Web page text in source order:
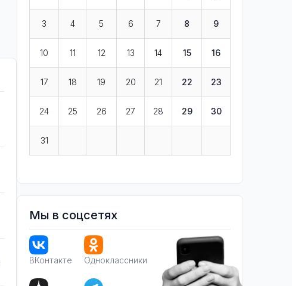
3 4 5 6 7 8 9
10 11 12 13 14 15 16
17 18 19 20 21 22 23
24 25 26 27 28 29 30
31
Мы в соцсетях
ВКонтакте Одноклассники